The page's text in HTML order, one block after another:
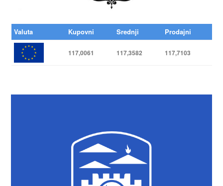
Valuta Kupovni Srednji Prodajni
117,0061 117,3582 117,7103